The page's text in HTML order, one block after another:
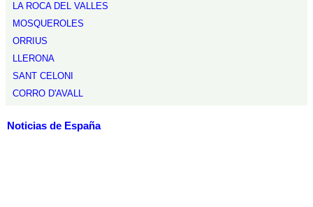
LA ROCA DEL VALLES
MOSQUEROLES
ORRIUS
LLERONA
SANT CELONI
CORRO D'AVALL
Noticias de España